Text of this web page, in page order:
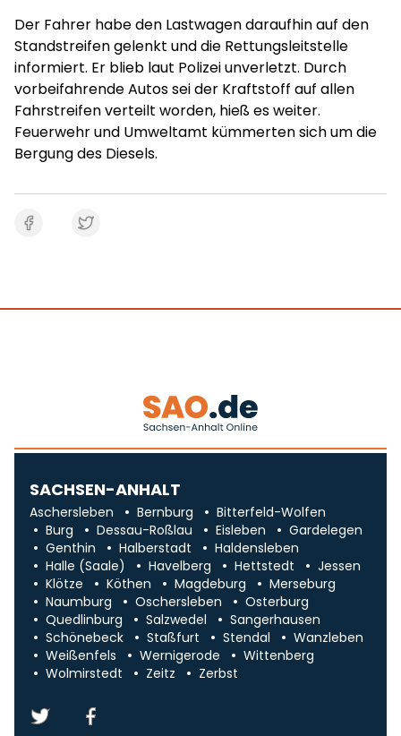
Der Fahrer habe den Lastwagen daraufhin auf den
Standstreifen gelenkt und die Rettungsleitstelle
informiert. Er blieb laut Polizei unverletzt. Durch
vorbeifahrende Autos sei der Kraftstoff auf allen
Fahrstreifen verteilt worden, hieß es weiter.
Feuerwehr und Umweltamt kümmerten sich um die
Bergung des Diesels.
SACHSEN-ANHALT
Aschersleben Bernburg
Bitterfeld-Wolfen
Burg
Dessau-Roßlau Eisleben
Gardelegen
Genthin
Halberstadt
Haldensleben
Halle (Saale)
Havelberg Hettstedt
Jessen
Klötze
Köthen Magdeburg
Merseburg
Naumburg
Oschersleben
Osterburg
Quedlinburg
Salzwedel
Sangerhausen
Schönebeck
Staßfurt Stendal
Wanzleben
Weißenfels
Wernigerode
Wittenberg
Wolmirstedt
Zeitz Zerbst